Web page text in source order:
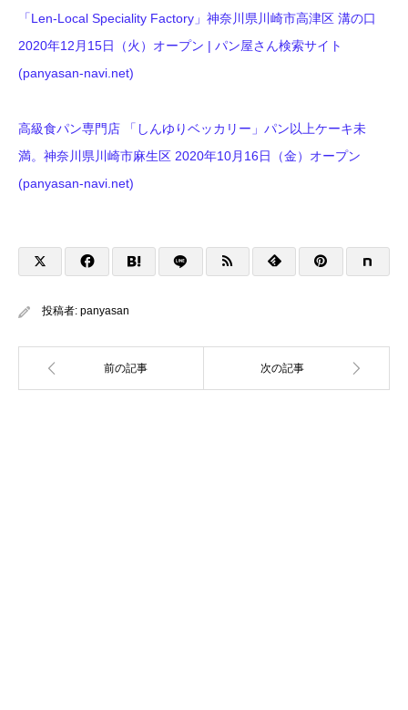
「Len-Local Speciality Factory」神奈川県川崎市高津区 溝の口
2020年12月15日（火）オープン | パン屋さん検索サイト
(panyasan-navi.net)
高級食パン専門店 「しんゆりベッカリー」パン以上ケーキ未
満。神奈川県川崎市麻生区 2020年10月16日（金）オープン
(panyasan-navi.net)
投稿者: panyasan